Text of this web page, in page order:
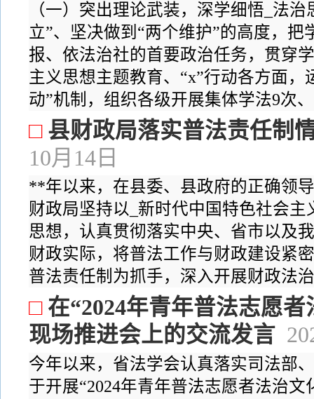
（一）突出理论武装，深学细悟_法
立”、坚决做到“两个维护”的高度，
报、依法治社的首要政治任务，贯穿
主义思想主题教育、“x”行动各方面，
动”机制，组织各级开展集体学法9次
□ 县财政局落实普法责任制
10月14日
**年以来，在县委、县政府的正确领
财政局坚持以_新时代中国特色社会
思想，认真贯彻落实中央、省市以及
财政实际，将普法工作与财政建设紧
普法责任制为抓手，深入开展财政法
□ 在“2024年青年普法志愿
现场推进会上的交流发言
今年以来，省法学会认真落实司法部
于开展“2024年青年普法志愿者法治